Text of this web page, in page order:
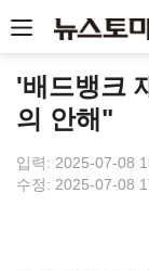
'배드뱅크
의 안해"
입력: 2025-07-08
수정: 2025-07-08